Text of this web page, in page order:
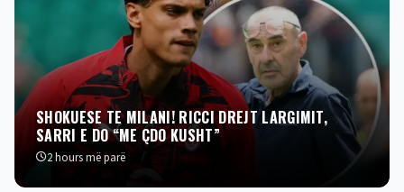
SHOKUESE TE MILANI! RICCI DREJT LARGIMIT,
SARRI E DO “ME ÇDO KUSHT”
2 hours më parë